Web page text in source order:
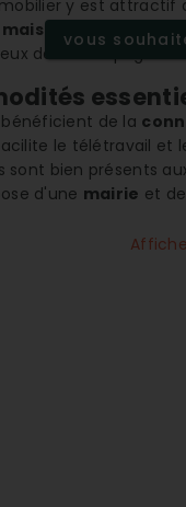
y est
maisons . Bien que les
de la campagne
vous
de la
le télétravail et
sont bien présents
d'une mairie et
d'Ectot
bien que les
idéal
kayak. Cela fait de
et les activités en